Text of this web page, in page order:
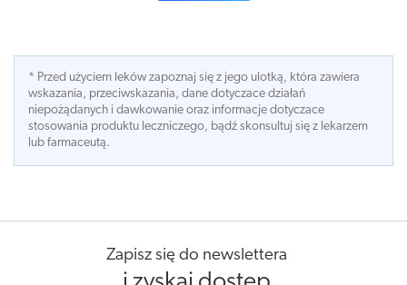
* Przed użyciem leków zapoznaj się z jego ulotką, która zawiera
wskazania, przeciwskazania, dane dotyczace działań
niepożądanych i dawkowanie oraz informacje dotyczace
stosowania produktu leczniczego, bądź skonsultuj się z lekarzem
lub farmaceutą.
Zapisz się do newslettera